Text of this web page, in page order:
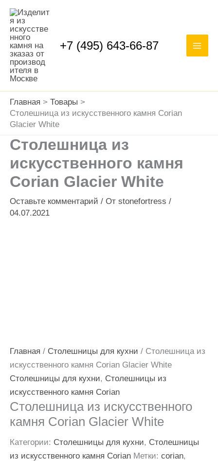
Перейти
содержимому
+7 (495) 643-66-87
Главная
Товары
Столешница из искусственного камня Corian
Glacier White
Столешница из
искусственного камня
Corian Glacier White
Оставьте комментарий / От stonefortress /
04.07.2021
Главная / Столешницы для кухни / Столешница из
искусственного камня Corian Glacier White
Столешницы для кухни, Столешницы из
искусственного камня Corian
Столешница из искусственного
камня Corian Glacier White
Категории: Столешницы для кухни, Столешницы
из искусственного камня Corian Метки: corian,